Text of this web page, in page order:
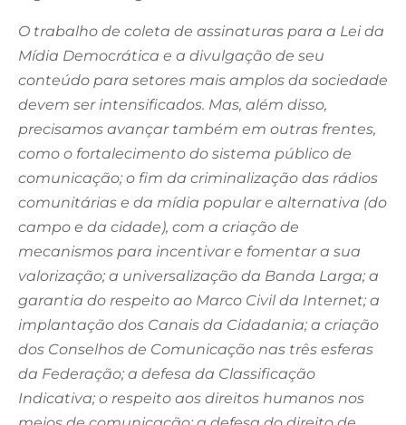
O trabalho de coleta de assinaturas para a Lei da
Mídia Democrática e a divulgação de seu
conteúdo para setores mais amplos da sociedade
devem ser intensificados. Mas, além disso,
precisamos avançar também em outras frentes,
como o fortalecimento do sistema público de
comunicação; o fim da criminalização das rádios
comunitárias e da mídia popular e alternativa (do
campo e da cidade), com a criação de
mecanismos para incentivar e fomentar a sua
valorização; a universalização da Banda Larga; a
garantia do respeito ao Marco Civil da Internet; a
implantação dos Canais da Cidadania; a criação
dos Conselhos de Comunicação nas três esferas
da Federação; a defesa da Classificação
Indicativa; o respeito aos direitos humanos nos